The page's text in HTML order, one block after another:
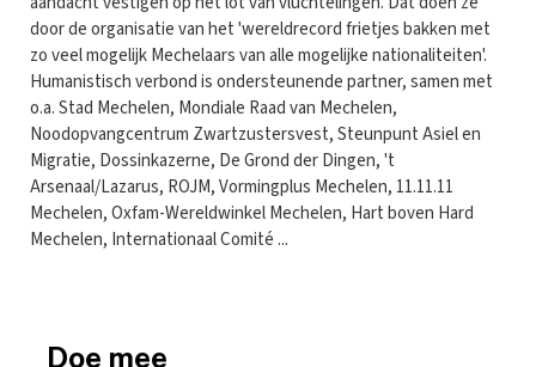
door de organisatie van het 'wereldrecord frietjes bakken met
zo veel mogelijk Mechelaars van alle mogelijke nationaliteiten'.
Humanistisch verbond is ondersteunende partner, samen met
o.a. Stad Mechelen, Mondiale Raad van Mechelen,
Noodopvangcentrum Zwartzustersvest, Steunpunt Asiel en
Migratie, Dossinkazerne, De Grond der Dingen, 't
Arsenaal/Lazarus, ROJM, Vormingplus Mechelen, 11.11.11
Mechelen, Oxfam-Wereldwinkel Mechelen, Hart boven Hard
Mechelen, Internationaal Comité ...
_Doe mee